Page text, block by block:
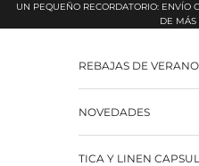
Pular para o conteúdo
UN PEQUEÑO RECORDATORIO: ENVÍO
DE
REBAJAS DE
NOVEDADES
TICA Y LINEN